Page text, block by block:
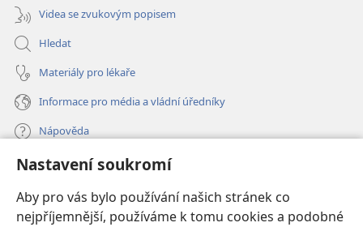
Nastavení soukromí
Aby pro vás bylo používání našich stránek co
nejpříjemnější, používáme k tomu cookies a podobné
Videa se zvukovým popisem
Hledat
Materiály pro lékaře
Informace pro média a vládní úředníky
Nápověda
Dary
nové
okno) ONLINE KNIHOVNA Strážné věže
(otevřeno